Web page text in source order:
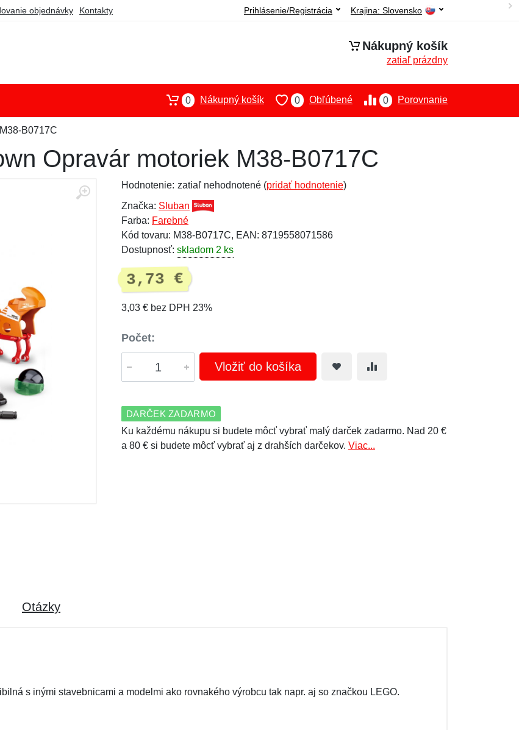
objednávky Kontakty Krajina: Slovensko
Prihlásenie/Registrácia
Nákupný košík
zatiaľ prázdny
0 Porovnanie
0 Obľúbené
0 Nákupný košík
B0717C
Opravár motoriek M38-B0717C
Hodnotenie: zatiaľ nehodnotené (pridať hodnotenie)
Značka: Sluban
Farba: Farebné
Kód tovaru: M38-B0717C, EAN: 8719558071586
Dostupnosť: skladom 2 ks
3,73 €
3,03 € bez DPH 23%
Počet:
Vložiť do košíka
DARČEK ZADARMO
Ku každému nákupu si budete môcť vybrať malý darček zadarmo. Nad 20 €
a 80 € si budete môcť vybrať aj z drahších darčekov. Viac...
Otázky
s inými stavebnicami a modelmi ako rovnakého výrobcu tak napr. aj so značkou LEGO.